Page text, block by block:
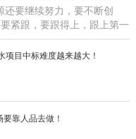
还要继续努力，要不断创
紧跟，要跟得上，跟上第一
。
项目中标难度越来越大！
靠人品去做！